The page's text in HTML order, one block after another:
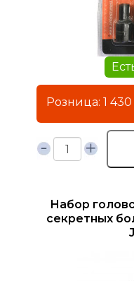
Набор
секретных